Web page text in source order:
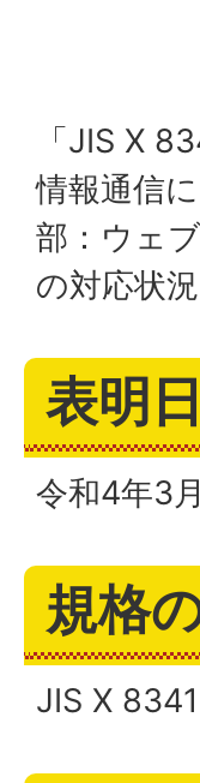
「JIS X
情報通信
部：ウェ
の対応状
表明日
令和4年3
規格
JIS X